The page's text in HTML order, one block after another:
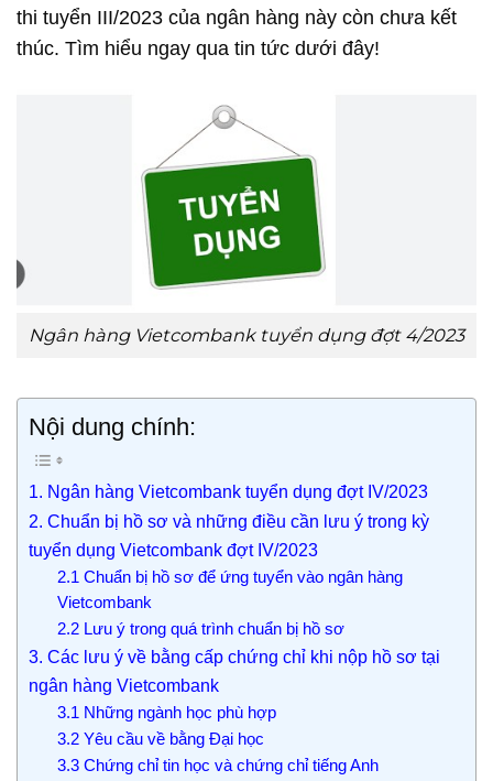
thi tuyển III/2023 của ngân hàng này còn chưa kết
thúc. Tìm hiểu ngay qua tin tức dưới đây!
Ngân hàng Vietcombank tuyển dụng đợt 4/2023
Nội dung chính:
1. Ngân hàng Vietcombank tuyển dụng đợt IV/2023
2. Chuẩn bị hồ sơ và những điều cần lưu ý trong kỳ
tuyển dụng Vietcombank đợt IV/2023
2.1 Chuẩn bị hồ sơ để ứng tuyển vào ngân hàng
Vietcombank
2.2 Lưu ý trong quá trình chuẩn bị hồ sơ
3. Các lưu ý về bằng cấp chứng chỉ khi nộp hồ sơ tại
ngân hàng Vietcombank
3.1 Những ngành học phù hợp
3.2 Yêu cầu về bằng Đại học
3.3 Chứng chỉ tin học và chứng chỉ tiếng Anh